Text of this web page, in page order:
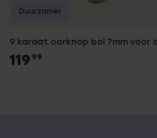
9 karaat oorknop bol 7mm voor
119 99
Duurzamer